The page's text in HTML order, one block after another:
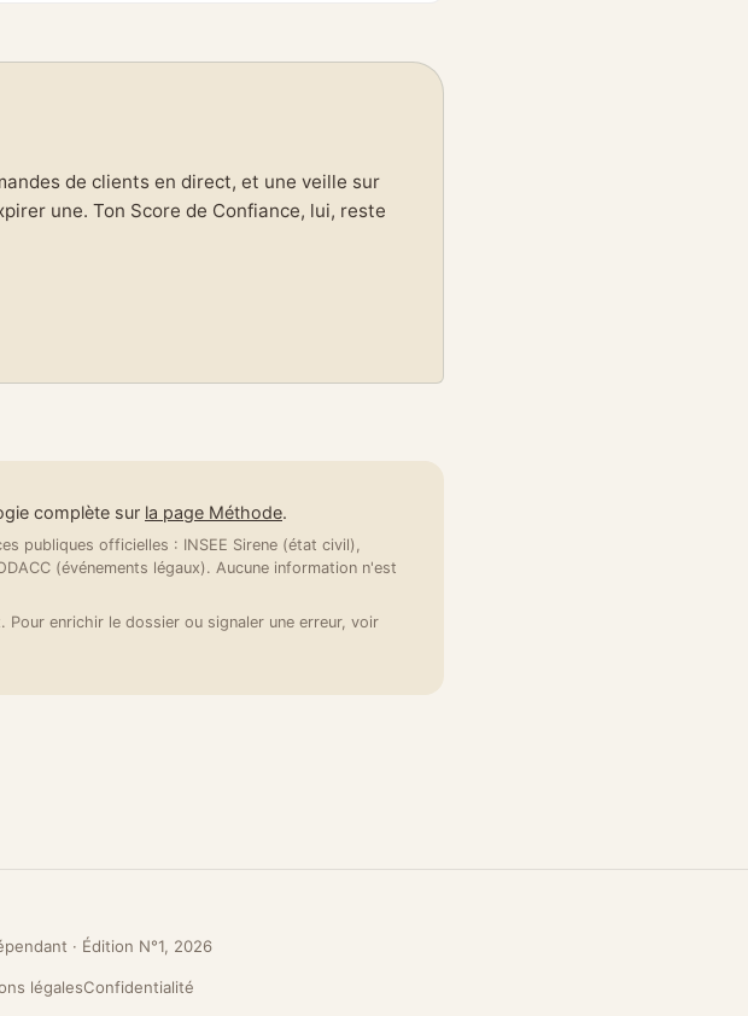
de clients en direct, et une veille sur
une. Ton Score de Confiance, lui, reste
complète sur la page Méthode.
publiques officielles : INSEE Sirene (état civil),
(événements légaux). Aucune information n'est
enrichir le dossier ou signaler une erreur, voir
· Édition N°1, 2026
légalesConfidentialité